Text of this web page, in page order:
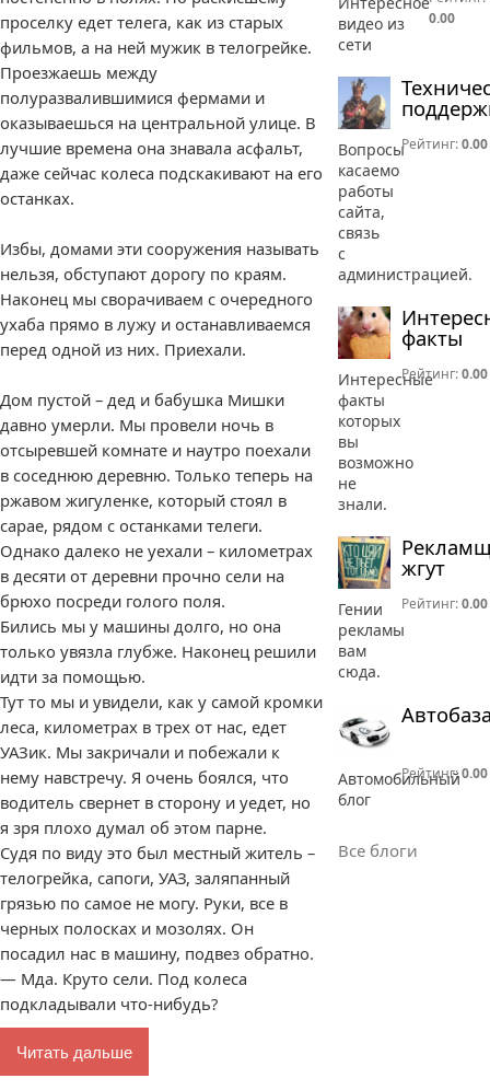
проселку едет телега, как из старых
фильмов, а на ней мужик в телогрейке.
Проезжаешь между
полуразвалившимися фермами и
оказываешься на центральной улице. В
лучшие времена она знавала асфальт,
даже сейчас колеса подскакивают на его
останках.
Избы, домами эти сооружения называть
нельзя, обступают дорогу по краям.
Наконец мы сворачиваем с очередного
ухаба прямо в лужу и останавливаемся
перед одной из них. Приехали.
Дом пустой – дед и бабушка Мишки
давно умерли. Мы провели ночь в
отсыревшей комнате и наутро поехали
в соседнюю деревню. Только теперь на
ржавом жигуленке, который стоял в
сарае, рядом с останками телеги.
Однако далеко не уехали – километрах
в десяти от деревни прочно сели на
брюхо посреди голого поля.
Бились мы у машины долго, но она
только увязла глубже. Наконец решили
идти за помощью.
Тут то мы и увидели, как у самой кромки
леса, километрах в трех от нас, едет
УАЗик. Мы закричали и побежали к
нему навстречу. Я очень боялся, что
водитель свернет в сторону и уедет, но
я зря плохо думал об этом парне.
Судя по виду это был местный житель –
телогрейка, сапоги, УАЗ, заляпанный
грязью по самое не могу. Руки, все в
черных полосках и мозолях. Он
посадил нас в машину, подвез обратно.
— Мда. Круто сели. Под колеса
подкладывали что-нибудь?
Читать дальше
видео из
сети
0.00
Вопросы
касаемо
работы
сайта,
связь
с
администрацией.
Рейтинг:0.00
факты
Интересные
факты
которых
вы
возможно
не
знали.
Рейтинг:0.00
жгут
Гении
рекламы
вам
сюда.
Рейтинг:0.00
Автомобильный
блог
Рейтинг:0.00
Все блоги